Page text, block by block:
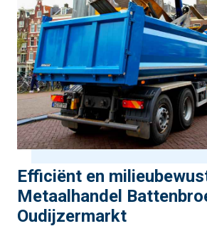
Efficiënt en
Metaalhandel
Oudijzermarkt